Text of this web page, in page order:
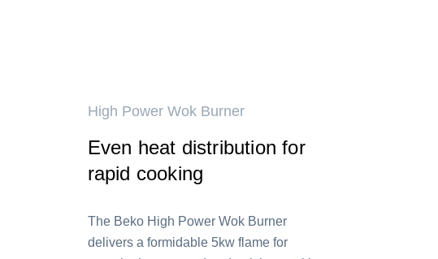
High Power Wok Burner
Even heat distribution for
rapid cooking
The Beko High Power Wok Burner
delivers a formidable 5kw flame for